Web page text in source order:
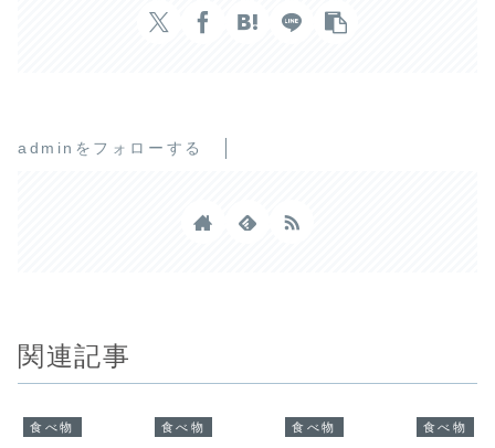
adminをフォローする
関連記事
食べ物 食べ物 食べ物 食べ物